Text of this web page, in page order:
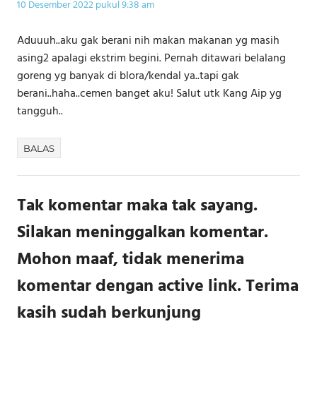
10 Desember 2022 pukul 9:38 am
Aduuuh..aku gak berani nih makan makanan yg masih
asing2 apalagi ekstrim begini. Pernah ditawari belalang
goreng yg banyak di blora/kendal ya..tapi gak
berani..haha..cemen banget aku! Salut utk Kang Aip yg
tangguh..
BALAS
Tak komentar maka tak sayang.
Silakan meninggalkan komentar.
Mohon maaf, tidak menerima
komentar dengan active link. Terima
kasih sudah berkunjung